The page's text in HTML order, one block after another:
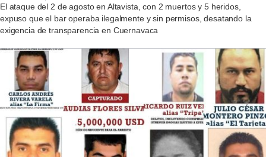
El ataque del 2 de agosto en Altavista, con 2 muertos y 5 heridos,
expuso que el bar operaba ilegalmente y sin permisos, desatando la
exigencia de transparencia en Cuernavaca